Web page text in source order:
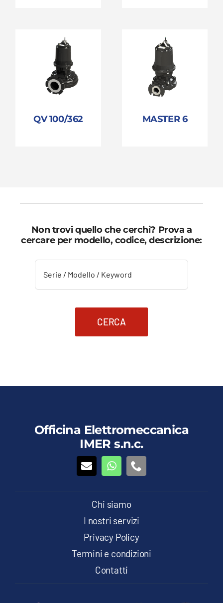
QV 100/362 MASTER 6
Non trovi quello che cerchi? Prova a
cercare per modello, codice, descrizione:
CERCA
Officina Elettromeccanica
IMER s.n.c.
Chi siamo
I nostri servizi
Privacy Policy
Termini e condizioni
Contatti